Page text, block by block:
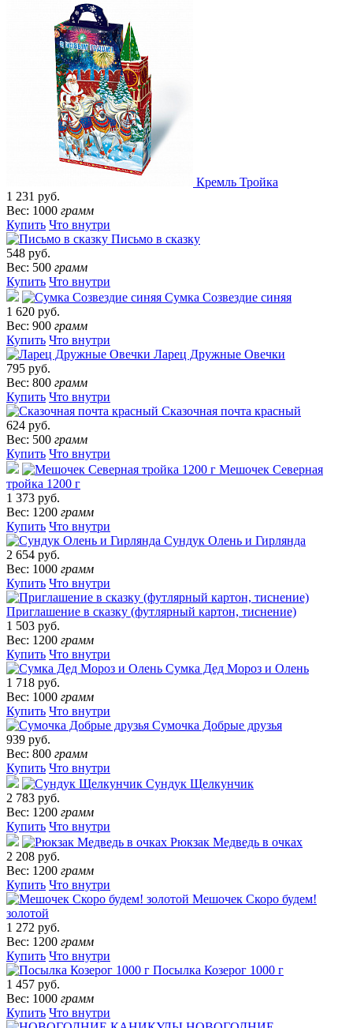
Кремль Тройка
1 231 руб.
Вес: 1000 грамм
Купить Что внутри
Письмо в сказку
548 руб.
Вес: 500 грамм
Купить Что внутри
Сумка Созвездие синяя
1 620 руб.
Вес: 900 грамм
Купить Что внутри
Ларец Дружные Овечки
795 руб.
Вес: 800 грамм
Купить Что внутри
Сказочная почта красный
624 руб.
Вес: 500 грамм
Купить Что внутри
Мешочек Северная
тройка 1200 г
1 373 руб.
Вес: 1200 грамм
Купить Что внутри
Сундук Олень и Гирлянда
2 654 руб.
Вес: 1000 грамм
Купить Что внутри
Приглашение в сказку (футлярный картон, тиснение)
1 503 руб.
Вес: 1200 грамм
Купить Что внутри
Сумка Дед Мороз и Олень
1 718 руб.
Вес: 1000 грамм
Купить Что внутри
Сумочка Добрые друзья
939 руб.
Вес: 800 грамм
Купить Что внутри
Сундук Щелкунчик
2 783 руб.
Вес: 1200 грамм
Купить Что внутри
Рюкзак Медведь в очках
2 208 руб.
Вес: 1200 грамм
Купить Что внутри
Мешочек Скоро будем!
золотой
1 272 руб.
Вес: 1200 грамм
Купить Что внутри
Посылка Козерог 1000 г
1 457 руб.
Вес: 1000 грамм
Купить Что внутри